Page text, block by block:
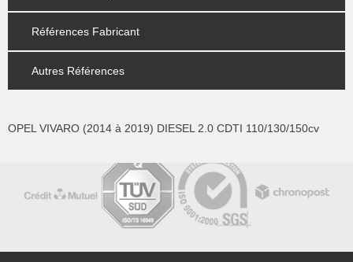
Références Fabricant
Autres Références
OPEL VIVARO (2014 à 2019) DIESEL 2.0 CDTI 110/130/150cv